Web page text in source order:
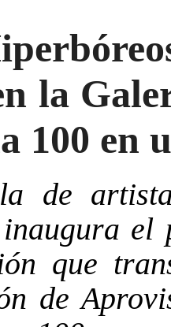
la
100 en
de
el
que
de